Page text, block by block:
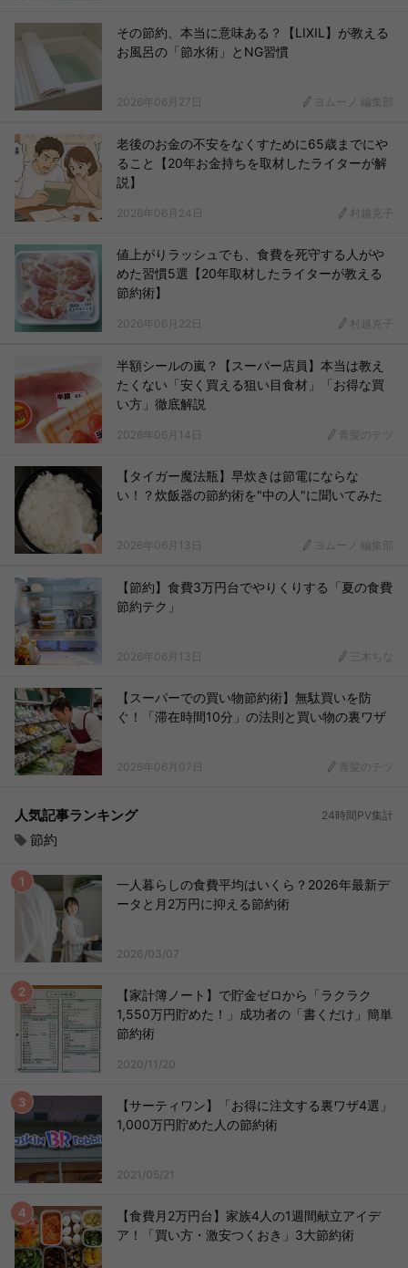
その節約、本当に意味ある？【LIXIL】が教える
お風呂の「節水術」とNG習慣
2026年06月27日 ヨムーノ 編集部
老後のお金の不安をなくすために65歳までにや
ること【20年お金持ちを取材したライターが解
説】
2026年06月24日 村越克子
値上がりラッシュでも、食費を死守する人がや
めた習慣5選【20年取材したライターが教える
節約術】
2026年06月22日 村越克子
半額シールの嵐？【スーパー店員】本当は教え
たくない「安く買える狙い目食材」「お得な買
い方」徹底解説
2026年06月14日 青髪のテツ
【タイガー魔法瓶】早炊きは節電にならな
い！？炊飯器の節約術を"中の人"に聞いてみた
2026年06月13日 ヨムーノ 編集部
【節約】食費3万円台でやりくりする「夏の食費
節約テク」
2026年06月13日 三木ちな
【スーパーでの買い物節約術】無駄買いを防
ぐ！「滞在時間10分」の法則と買い物の裏ワザ
2026年06月07日 青髪のテツ
人気記事ランキング 24時間PV集計
節約
一人暮らしの食費平均はいくら？2026年最新デ
ータと月2万円に抑える節約術
2026/03/07
【家計簿ノート】で貯金ゼロから「ラクラク
1,550万円貯めた！」成功者の「書くだけ」簡単
節約術
2020/11/20
【サーティワン】「お得に注文する裏ワザ4選」
1,000万円貯めた人の節約術
2021/05/21
【食費月2万円台】家族4人の1週間献立アイデ
ア！「買い方・激安つくおき」3大節約術